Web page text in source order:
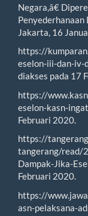
Negara,â€
Jakarta, 16
https://
eselon-iii-dan-iv-
diakses pada 17
https://
eselon-kasn-
Februari 2020.
https://
tangerang/read/
Dampak-Jika-
Februari 2020.
https://
asn-pelaksana-